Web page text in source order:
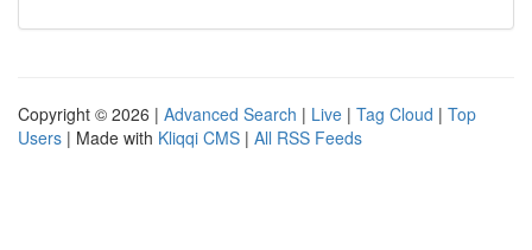
Copyright © 2026 | Advanced Search | Live | Tag Cloud | Top
Users | Made with Kliqqi CMS | All RSS Feeds